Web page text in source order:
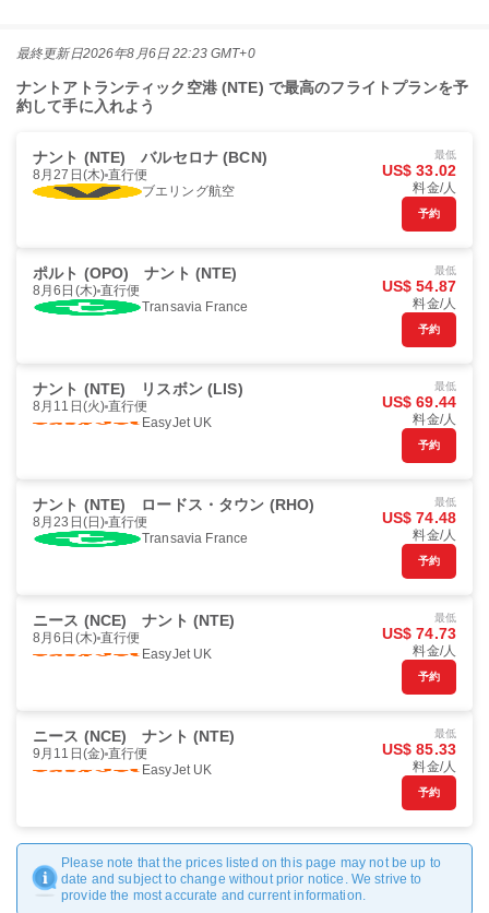
最終更新日2026年8月6日 22:23 GMT+0
ナントアトランティック空港 (NTE) で最高のフライトプランを予
約して手に入れよう
ナント (NTE) バルセロナ (BCN)
8月27日(木) 直行便
ブエリング航空
最低
US$ 33.02
料金/人
予約
ポルト (OPO) ナント (NTE)
8月6日(木) 直行便
Transavia France
最低
US$ 54.87
料金/人
予約
ナント (NTE) リスボン (LIS)
8月11日(火) 直行便
EasyJet UK
最低
US$ 69.44
料金/人
予約
ナント (NTE) ロードス・タウン (RHO)
8月23日(日) 直行便
Transavia France
最低
US$ 74.48
料金/人
予約
ニース (NCE) ナント (NTE)
8月6日(木) 直行便
EasyJet UK
最低
US$ 74.73
料金/人
予約
ニース (NCE) ナント (NTE)
9月11日(金) 直行便
EasyJet UK
最低
US$ 85.33
料金/人
予約
Please note that the prices listed on this page may not be up to
date and subject to change without prior notice. We strive to
provide the most accurate and current information.